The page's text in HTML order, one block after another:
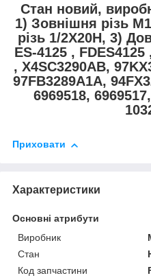
Стан новий,
1) Зовнішня різь
різь 1/2X20H, 3)
ES-4125 ,
, X4SC3290AB,
97FB3289A1A,
6969518,
Приховати
Характеристики
Основні атрибути
Виробник
Стан
Код запчастини